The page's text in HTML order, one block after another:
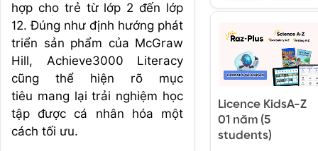
hợp cho trẻ từ lớp 2 đến lớp
12. Đúng như định hướng phát
triển sản phẩm của McGraw
Hill, Achieve3000 Literacy
cũng thể hiện rõ mục
tiêu mang lại trải nghiệm học
tập được cá nhân hóa một
cách tối ưu.
Licence KidsA-Z
01 năm (5
students)